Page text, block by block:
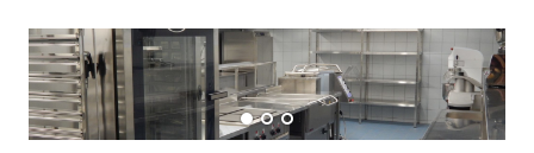
Suurköögiseadmed
Professional help for proffs